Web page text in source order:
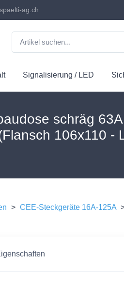
ag.ch
Signalisierung / LED
schräg
106x110 -
> CEE-Steckgeräte 16A-125A